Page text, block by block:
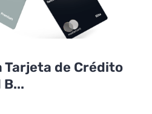
Tarjeta de Crédito